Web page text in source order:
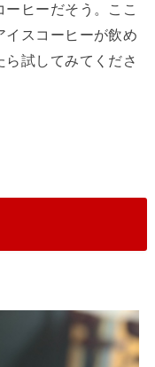
ヒーだそう。ここ
イスコーヒーが飲め
試してみてくださ